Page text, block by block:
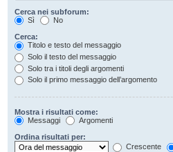
Cerca nei subforum:
Sì
No
Cerca:
Titolo e testo del messaggio
Solo il testo del messaggio
Solo tra i titoli degli argomenti
Solo il primo messaggio dell’argomento
Mostra i risultati come:
Messaggi
Argomenti
Ordina risultati per:
Crescente